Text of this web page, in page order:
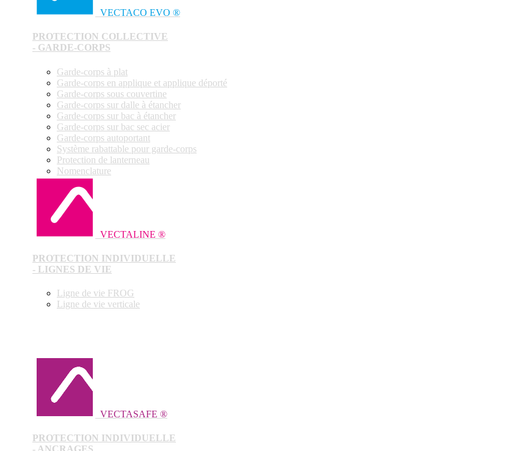
VECTACO EVO ®
PROTECTION COLLECTIVE
- GARDE-CORPS
Garde-corps à plat
Garde-corps en applique et applique déporté
Garde-corps sous couvertine
Garde-corps sur dalle à étancher
Garde-corps sur bac à étancher
Garde-corps sur bac sec acier
Garde-corps autoportant
Système rabattable pour garde-corps
Protection de lanterneau
Nomenclature
VECTALINE ®
PROTECTION INDIVIDUELLE
- LIGNES DE VIE
Ligne de vie FROG
Ligne de vie verticale
VECTASAFE ®
PROTECTION INDIVIDUELLE